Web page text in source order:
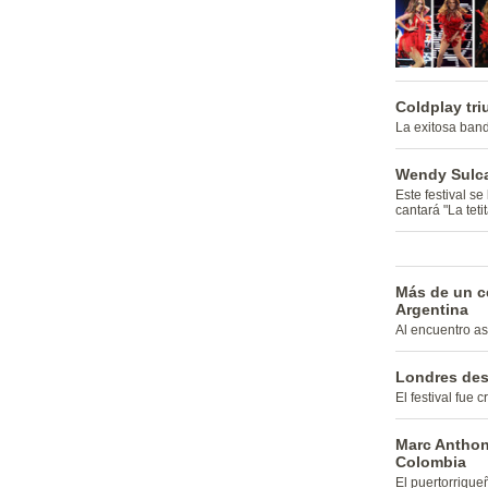
Coldplay
La exitosa
Wendy
Este festival
cantará "La
Más de un
Argentina
Al encuentro
Londres
El festival fue
Marc
Colombia
El